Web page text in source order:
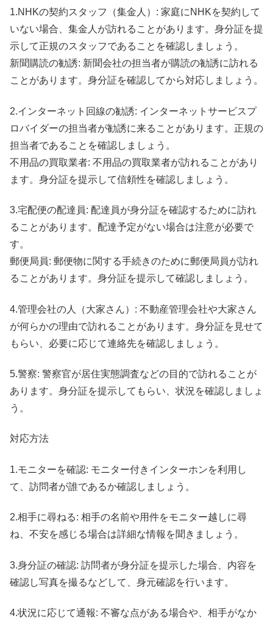
1.NHKの契約スタッフ（集金人）: 家庭にNHKを契約して
いない場合、集金人が訪れることがあります。身分証を提
示して正規のスタッフであることを確認しましょう。
新聞購読の勧誘: 新聞会社の担当者が購読の勧誘に訪れる
ことがあります。身分証を確認してから対応しましょう。
2.インターネット回線の勧誘: インターネットサービスプ
ロバイダーの担当者が勧誘に来ることがあります。正規の
担当者であることを確認しましょう。
不用品の買取業者: 不用品の買取業者が訪れることがあり
ます。身分証を提示して信頼性を確認しましょう。
3.宅配便の配達員: 配達員が身分証を確認するために訪れ
ることがあります。配達予定がない場合は注意が必要で
す。
郵便局員: 郵便物に関する手続きのために郵便局員が訪れ
ることがあります。身分証を提示して確認しましょう。
4.管理会社の人（大家さん）: 不動産管理会社や大家さん
が何らかの理由で訪れることがあります。身分証を見せて
もらい、必要に応じて連絡先を確認しましょう。
5.警察: 警察官が居住実態調査などの目的で訪れることが
あります。身分証を提示してもらい、状況を確認しましょ
う。
対応方法
1.モニターを確認: モニター付きインターホンを利用し
て、訪問者が誰であるか確認しましょう。
2.相手に尋ねる: 相手の名前や用件をモニター越しに尋
ね、不安を感じる場合は詳細な情報を聞きましょう。
3.身分証の確認: 訪問者が身分証を提示した場合、内容を
確認し写真を撮るなどして、身元確認を行います。
4.状況に応じて通報: 不審な点がある場合や、相手がなか